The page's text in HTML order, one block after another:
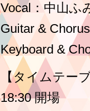
Vocal：中山ふ
Guitar &
Keyboard &
【タイムテー
18:30 開場